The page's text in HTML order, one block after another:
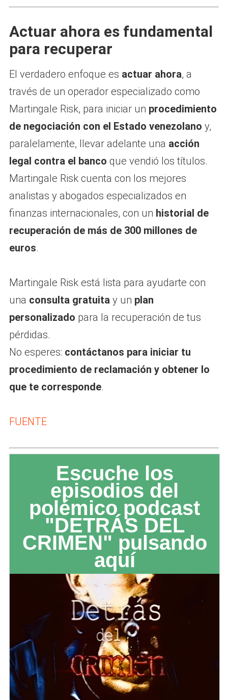
Actuar ahora es fundamental
para recuperar
El verdadero enfoque es actuar ahora, a
través de un operador especializado como
Martingale Risk, para iniciar un procedimiento
de negociación con el Estado venezolano y,
paralelamente, llevar adelante una acción
legal contra el banco que vendió los títulos.
Martingale Risk cuenta con los mejores
analistas y abogados especializados en
finanzas internacionales, con un historial de
recuperación de más de 300 millones de
euros.
Martingale Risk está lista para ayudarte con
una consulta gratuita y un plan
personalizado para la recuperación de tus
pérdidas.
No esperes: contáctanos para iniciar tu
procedimiento de reclamación y obtener lo
que te corresponde.
FUENTE
Escuche los
episodios del
polémico podcast
"DETRÁS DEL
CRIMEN" pulsando
aquí